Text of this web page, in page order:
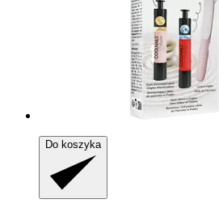
Do koszyka